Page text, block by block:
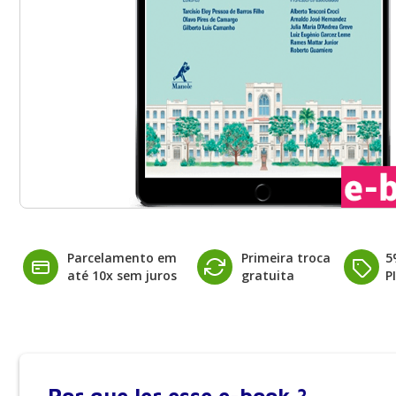
Parcelamento em
até 10x sem juros
Primeira troca
gratuita